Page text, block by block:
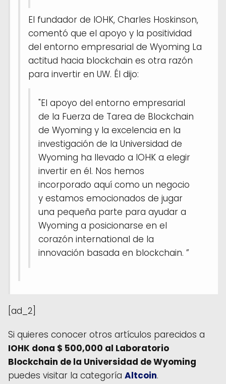
El fundador de IOHK, Charles Hoskinson,
comentó que el apoyo y la positividad
del entorno empresarial de Wyoming La
actitud hacia blockchain es otra razón
para invertir en UW. Él dijo:
"El apoyo del entorno empresarial
de la Fuerza de Tarea de Blockchain
de Wyoming y la excelencia en la
investigación de la Universidad de
Wyoming ha llevado a IOHK a elegir
invertir en él. Nos hemos
incorporado aquí como un negocio
y estamos emocionados de jugar
una pequeña parte para ayudar a
Wyoming a posicionarse en el
corazón international de la
innovación basada en blockchain. ”
[ad_2]
Si quieres conocer otros artículos parecidos a
IOHK dona $ 500,000 al Laboratorio
Blockchain de la Universidad de Wyoming
puedes visitar la categoría Altcoin.